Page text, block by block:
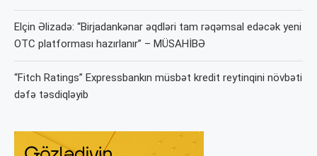
Elçin Əlizadə: “Birjadankənar əqdləri tam rəqəmsal edəcək yeni
OTC platforması hazırlanır” – MÜSAHİBƏ
“Fitch Ratings” Expressbankın müsbət kredit reytinqini növbəti
dəfə təsdiqləyib